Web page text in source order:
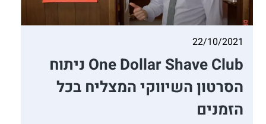
22/10/2021
One Dollar Shave Club ניתוח
הסרטון השיווקי המצליח בכל
הזמנים